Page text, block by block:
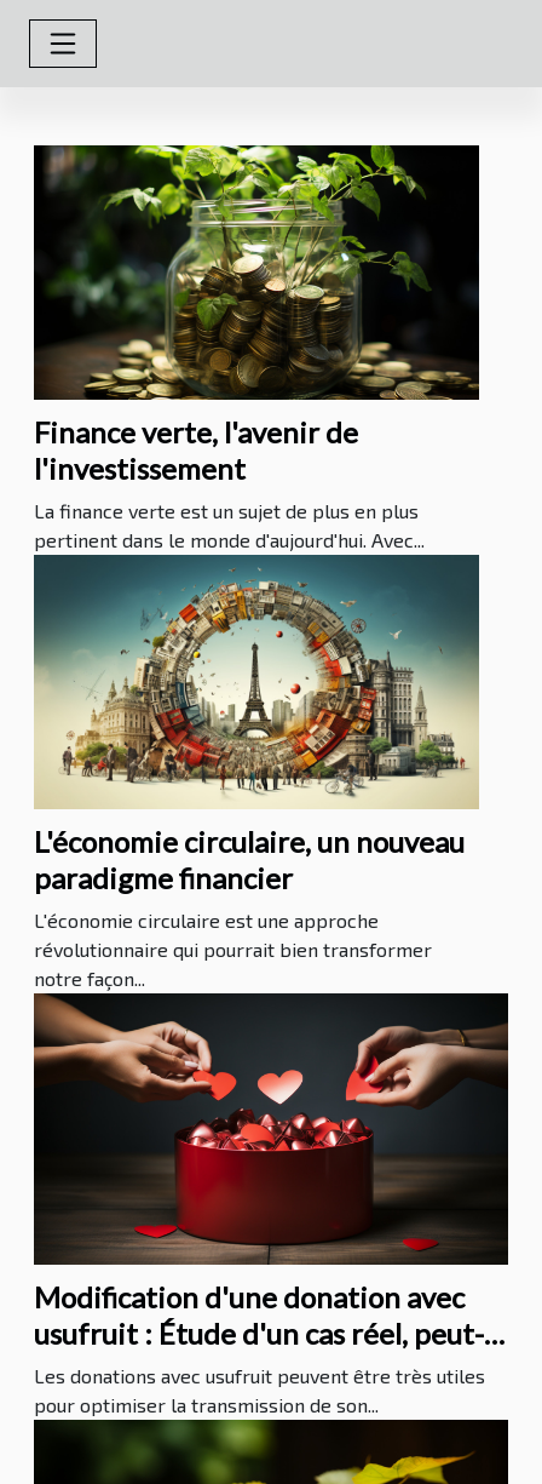
Modification d'une donation avec
usufruit : Étude d'un cas réel, peut-
on modifier une donation avec
usufruit ?
Les donations avec usufruit peuvent être très utiles
pour optimiser la transmission de son...
Finance verte, l'avenir de
l'investissement
La finance verte est un sujet de plus en plus
pertinent dans le monde d'aujourd'hui. Avec...
L'économie circulaire, un nouveau
paradigme financier
L'économie circulaire est une approche
révolutionnaire qui pourrait bien transformer
notre façon...